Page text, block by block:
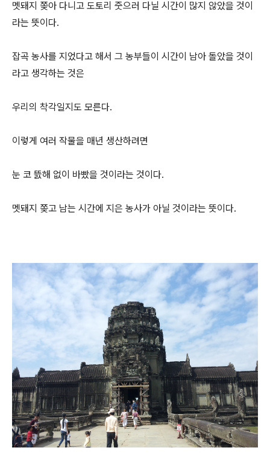
멧돼지 쫒아 다니고 도토리 줏으러 다닐 시간이 많지 않았을 것이
라는 뜻이다.
잡곡 농사를 지었다고 해서 그 농부들이 시간이 남아 돌았을 것이
라고 생각하는 것은
우리의 착각일지도 모른다.
이렇게 여러 작물을 매년 생산하려면
눈 코 뜴해 없이 바빴을 것이라는 것이다.
멧돼지 쫒고 남는 시간에 지은 농사가 아닐 것이라는 뜻이다.